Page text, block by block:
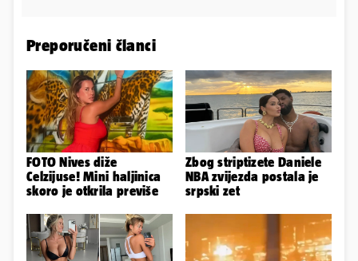
Preporučeni članci
FOTO Nives diže
Celzijuse! Mini haljinica
skoro je otkrila previše
Zbog striptizete Daniele
NBA zvijezda postala je
srpski zet